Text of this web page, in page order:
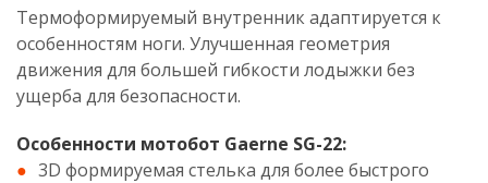
Термоформируемый внутренник адаптируется к
особенностям ноги. Улучшенная геометрия
движения для большей гибкости лодыжки без
ущерба для безопасности.
Особенности мотобот Gaerne SG-22:
3D формируемая стелька для более быстрого